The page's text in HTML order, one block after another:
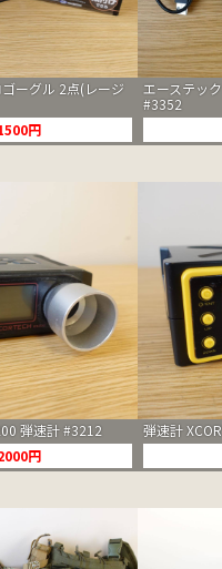
ーグル 2点(レージ
円
エーステッ
#3352
弾速計 #3212
円
弾速計